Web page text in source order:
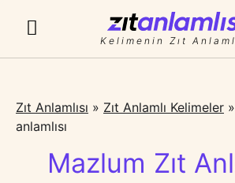
Kelimenin Zıt
Zıt Anlamlısı » Zıt Anlamlı Kelimeler »
anlamlısı
Mazlum Zıt